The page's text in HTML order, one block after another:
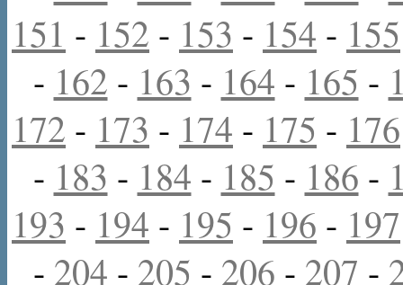
151 - 152 - 153 - 154 - 155
- 162 - 163 - 164 - 165 -
172 - 173 - 174 - 175 - 176
- 183 - 184 - 185 - 186 -
193 - 194 - 195 - 196 - 197
- 204 - 205 - 206 - 207 -